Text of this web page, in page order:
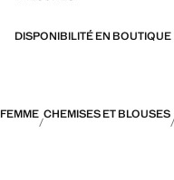
DISPONIBILITÉ EN BOUTIQUE
FEMME CHEMISES ET BLOUSES